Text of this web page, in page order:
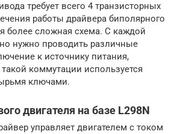
требует всего 4 транзисторных
работы драйвера биполярного
более сложная схема. С каждой
нужно проводить различные
к источнику питания,
коммутации используется
ключами.
двигателя на базе L298N
управляет двигателем с током